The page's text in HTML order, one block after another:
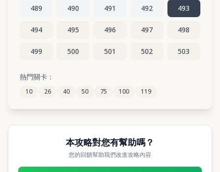
489 490 491 492 493
494 495 496 497 498
499 500 501 502 503
504
509 510 511 512
熱門關卡：
10 26 40 50 75 100 119
本攻略對您有幫助嗎？
您的回饋幫助我們改進攻略內容